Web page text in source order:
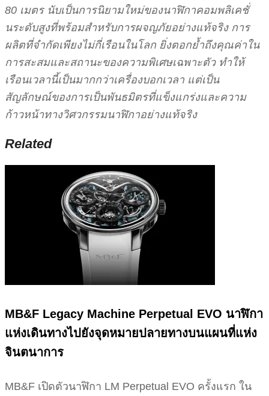
80 เมตร นับเป็นการนิยามใหม่ของนาฬิกาคอมพลิเคชั่
นระดับสูงที่พร้อมสำหรับการผจญภัยอย่างแท้จริง การ
ผลิตที่จำกัดเพียงไม่กี่เรือนในโลก ยิ่งตอกย้ำถึงคุณค่าใน
การสะสมและสถานะของความพิเศษเฉพาะตัว ทำให้
เรือนเวลานี้เป็นมากกว่าเครื่องบอกเวลา แต่เป็น
สัญลักษณ์ของการเป็นพันธมิตรที่แข็งแกร่งและความ
ก้าวหน้าทางวิศวกรรมนาฬิกาอย่างแท้จริง
Related
MB&F Legacy Machine Perpetual EVO นาฬิกา
แห่งเดินทางไปยังจุดหมายปลายทางบนแผนที่แห่ง
จินตนาการ
MB&F เปิดตัวนาฬิกา LM Perpetual EVO ครั้งแรก ใน